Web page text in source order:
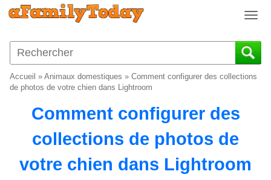
T
g
g
Accueil » Animaux domestiques » Comment configurer des collections
de photos de votre chien dans Lightroom
Comment configurer des
collections de photos de
votre chien dans Lightroom